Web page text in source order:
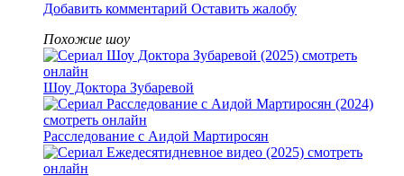
Добавить комментарий Оставить жалобу
Похожие шоу
Шоу Доктора Зубаревой
Расследование с Аидой Мартиросян